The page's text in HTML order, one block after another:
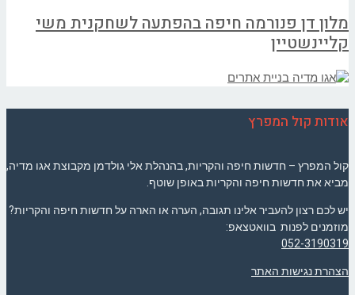
מלון דן פנורמה חיפה בהפתעה לשחקנית משי
קליינשטיין
אודות קול המפרץ
קול המפרץ – חדשות חיפה והקריות, בהנהלת אלי גולדמן מקבוצת אגו מדיה,
מביא את חדשות חיפה והקריות באופן שוטף.
יש לכם רצון להעביר אלינו תגובה, הערה או הארה על חדשות חיפה והקריות?
מוזמנים לפנות בוואטצאפ:
052-3190319
הצהרת נגישות האתר